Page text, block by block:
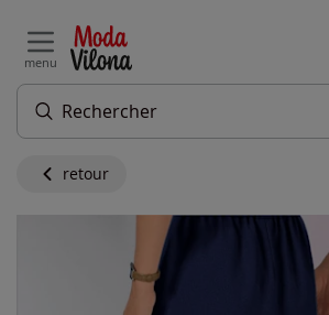
menu
retour